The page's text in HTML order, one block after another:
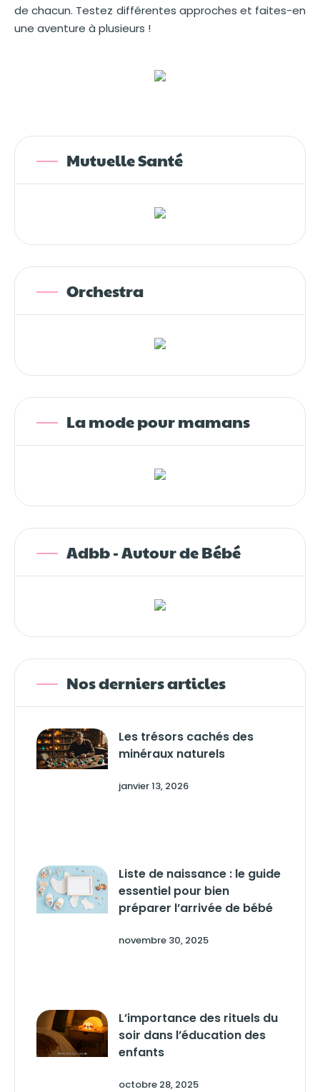
de chacun. Testez différentes approches et faites-en
une aventure à plusieurs !
Mutuelle Santé
Orchestra
La mode pour mamans
Adbb - Autour de Bébé
Nos derniers articles
Les trésors cachés des
minéraux naturels
janvier 13, 2026
Liste de naissance : le guide
essentiel pour bien
préparer l’arrivée de bébé
novembre 30, 2025
L’importance des rituels du
soir dans l’éducation des
enfants
octobre 28, 2025